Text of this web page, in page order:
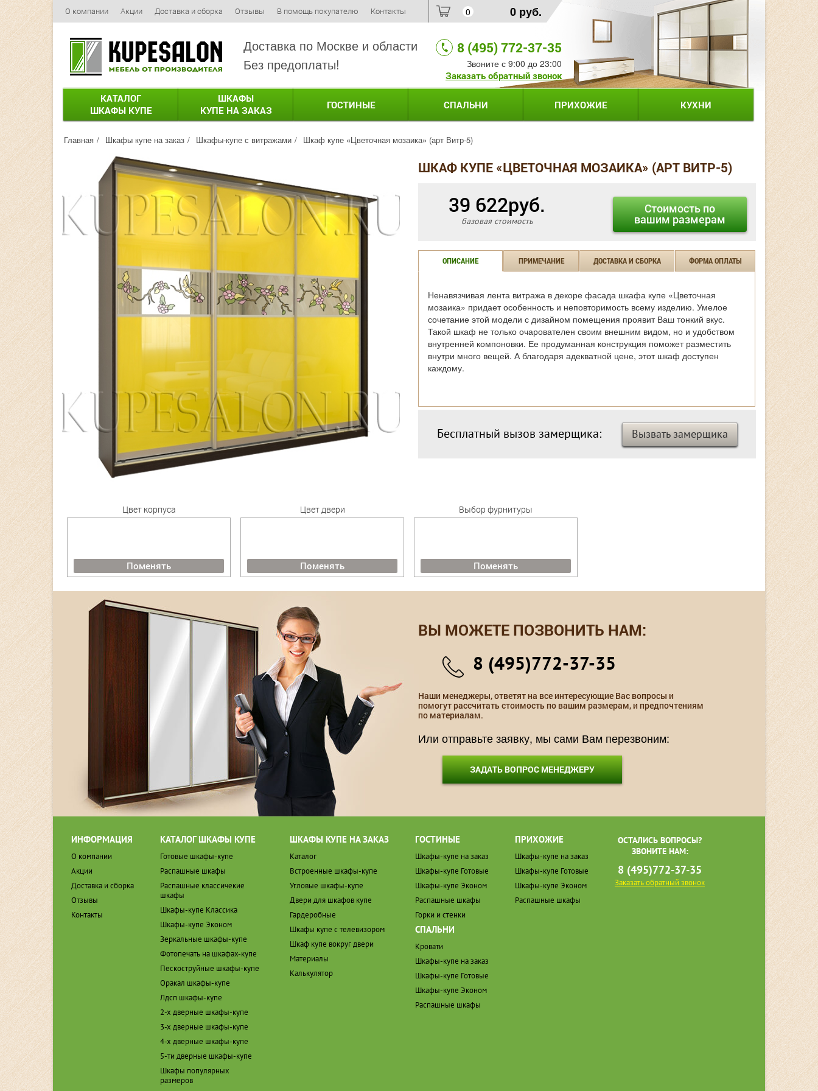
О компании Акции Доставка и сборка Отзывы В помощь покупателю Контакты 0 0 руб.
Доставка по Москве и области
Без предоплаты!
8 (495) 772-37-35
Звоните с 9:00 до 23:00
Заказать обратный звонок
КАТАЛОГ
ШКАФЫ КУПЕ
ШКАФЫ
КУПЕ НА ЗАКАЗ
ГОСТИНЫЕ СПАЛЬНИ ПРИХОЖИЕ КУХНИ
Главная Шкафы купе на заказ Шкафы-купе с витражами Шкаф купе «Цветочная мозаика» (арт Витр-5)
ШКАФ КУПЕ «ЦВЕТОЧНАЯ МОЗАИКА» (АРТ ВИТР-5)
39 622руб.
базовая стоимость
Стоимость по
вашим размерам
ОПИСАНИЕ ПРИМЕЧАНИЕ ДОСТАВКА И СБОРКА ФОРМА ОПЛАТЫ
Ненавязчивая лента витража в декоре фасада шкафа купе «Цветочная
мозаика» придает особенность и неповторимость всему изделию. Умелое
сочетание этой модели с дизайном помещения проявит Ваш тонкий вкус.
Такой шкаф не только очарователен своим внешним видом, но и удобством
внутренней компоновки. Ее продуманная конструкция поможет разместить
внутри много вещей. А благодаря адекватной цене, этот шкаф доступен
каждому.
Бесплатный вызов замерщика: Вызвать замерщика
Цвет корпуса
Поменять
Цвет двери
Поменять
Выбор фурнитуры
Поменять
ВЫ МОЖЕТЕ ПОЗВОНИТЬ НАМ:
8 (495)772-37-35
Наши менеджеры, ответят на все интересующие Вас вопросы и
помогут рассчитать стоимость по вашим размерам, и предпочтениям
по материалам.
Или отправьте заявку, мы сами Вам перезвоним:
ЗАДАТЬ ВОПРОС МЕНЕДЖЕРУ
ИНФОРМАЦИЯ
О компании
Акции
Доставка и сборка
Отзывы
Контакты
КАТАЛОГ ШКАФЫ КУПЕ
Готовые шкафы-купе
Распашные шкафы
Распашные классичекие
шкафы
Шкафы-купе Классика
Шкафы-купе Эконом
Зеркальные шкафы-купе
Фотопечать на шкафах-купе
Пескоструйные шкафы-купе
Оракал шкафы-купе
Лдсп шкафы-купе
2-х дверные шкафы-купе
3-х дверные шкафы-купе
4-х дверные шкафы-купе
5-ти дверные шкафы-купе
Шкафы популярных
размеров
ШКАФЫ КУПЕ НА ЗАКАЗ
Каталог
Встроенные шкафы-купе
Угловые шкафы-купе
Двери для шкафов купе
Гардеробные
Шкафы купе с телевизором
Шкаф купе вокруг двери
Материалы
Калькулятор
ГОСТИНЫЕ
Шкафы-купе на заказ
Шкафы-купе Готовые
Шкафы-купе Эконом
Распашные шкафы
Горки и стенки
СПАЛЬНИ
Кровати
Шкафы-купе на заказ
Шкафы-купе Готовые
Шкафы-купе Эконом
Распашные шкафы
ПРИХОЖИЕ
Шкафы-купе на заказ
Шкафы-купе Готовые
Шкафы-купе Эконом
Распашные шкафы
ОСТАЛИСЬ ВОПРОСЫ?
ЗВОНИТЕ НАМ:
8 (495)772-37-35
Заказать обратный звонок